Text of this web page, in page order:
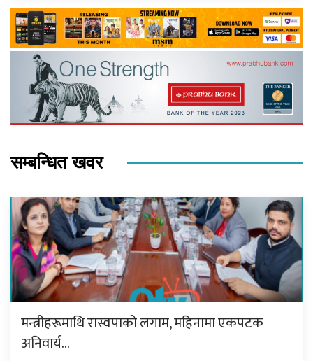
सम्बन्धित खवर
मन्त्रीहरूमाथि रास्वपाको लगाम, महिनामा एकपटक
अनिवार्य…